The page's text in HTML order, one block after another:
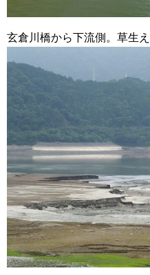
玄倉川橋から下流側。草生え